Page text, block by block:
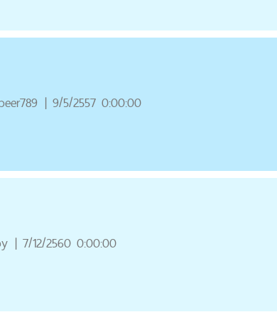
| 9/5/2557 0:00:00
| 7/12/2560 0:00:00